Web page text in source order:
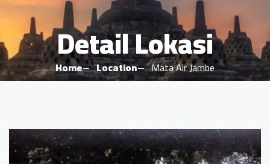
Detail Lokasi
Home Location Mata Air Jambe